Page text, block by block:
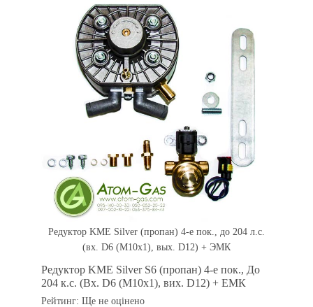
Редуктор KME Silver (пропан) 4-е пок., до 204 л.с.
(вх. D6 (M10x1), вых. D12) + ЭМК
Редуктор KME Silver S6 (пропан) 4-е пок., До
204 к.с. (Вх. D6 (M10x1), вих. D12) + ЕМК
Рейтинг: Ще не оцінено